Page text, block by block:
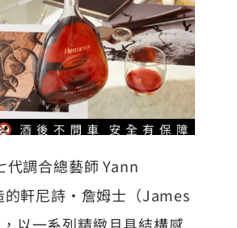
代調合總藝師 Yann
軒尼詩・詹姆士（James